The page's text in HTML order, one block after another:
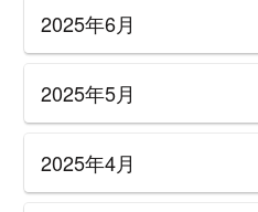
2025年6月
2025年5月
2025年4月